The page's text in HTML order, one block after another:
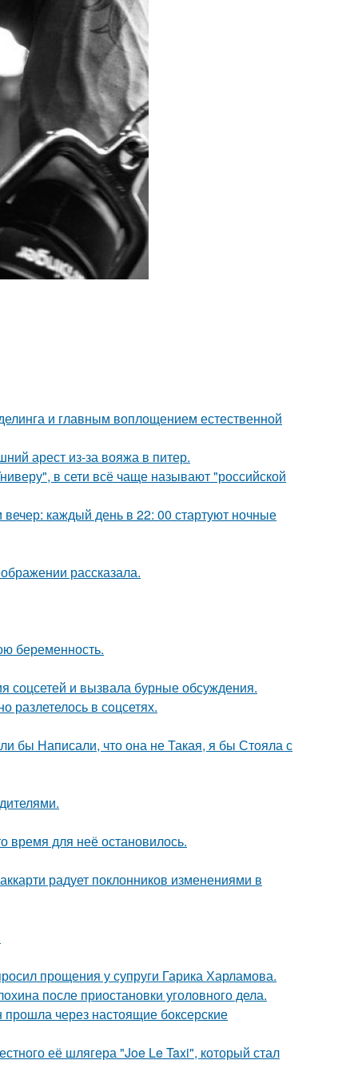
и главным воплощением естественной
арест из-за вояжа в питер.
в сети всё чаще называют "российской
каждый день в 22: 00 стартуют ночные
рассказала.
беременность.
соцсетей и вызвала бурные обсуждения.
разлетелось в сoцсетях.
бы Написали, что она не Такая, я бы Стояла с
время для неё остановилось.
радует поклонников изменениями в
прощения у супруги Гарика Харламова.
после приостановки уголовного дела.
через настоящие боксерские
её шлягера "Joe Le Taxi", который стал